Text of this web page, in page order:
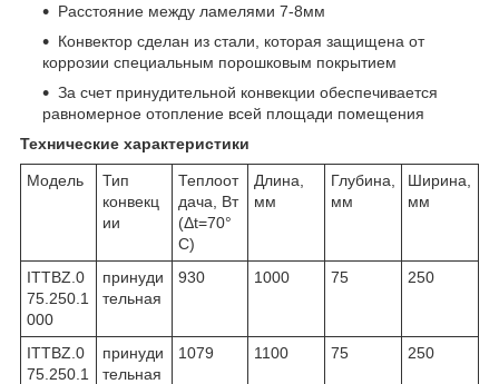
Расстояние между ламелями 7-8мм
Конвектор сделан из стали, которая защищена от
коррозии специальным порошковым покрытием
За счет принудительной конвекции обеспечивается
равномерное отопление всей площади помещения
Технические характеристики
Модель
Тип
конвекц
ии
Теплоот
дача, Вт
(Δt=70°
C)
Длина,
мм
Глубина,
мм
Ширина,
мм
ITTBZ.0
75.250.1
000
принуди
тельная
930 1000 75 250
ITTBZ.0
75.250.1
принуди
тельная
1079 1100 75 250